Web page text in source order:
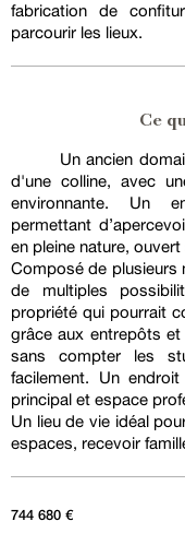
fabrication de
parcourir les lieux.
Ce
Un ancien
d'une colline, avec
environnante. Un
permettant
en pleine nature,
Composé de plusieurs
de multiples
propriété qui pourrait
grâce aux entrepôts
sans compter les
facilement. Un
principal et espace
Un lieu de vie idéal
espaces, recevoir
744 680 €